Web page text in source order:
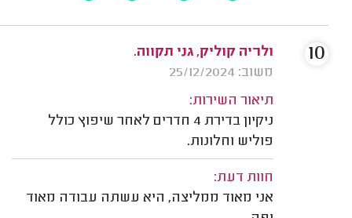
ולריה קוליק, גני תקווה.
משוב: 25/12/2024
תיאור השירות:
ניקיון בדירת 4 חדרים לאחר שיפוץ כולל
פוליש וחלונות.
חוות דעת:
אני מאוד ממליצה, היא עשתה עבודה מאוד
10